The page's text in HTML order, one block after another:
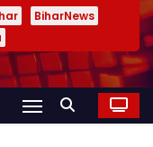
BiharNews